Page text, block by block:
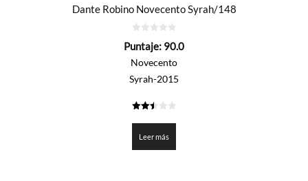
Dante Robino Novecento Syrah/148
de
Puntaje: 90.0
Novecento
Syrah-2015
de 5
Leer más